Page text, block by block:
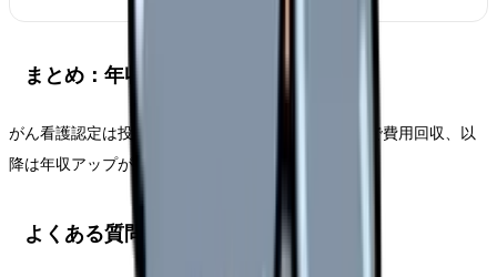
まとめ：年収と専門性両立の王道
がん看護認定は投資対効果が高い資格。取得後 2 年で費用回収、以
降は年収アップが続きます。
よくある質問